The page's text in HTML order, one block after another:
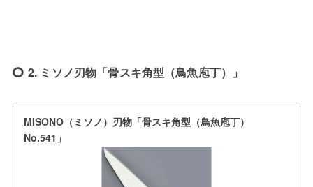
2. ミソノ刃物「骨スキ角型（鳥魚庖丁）」
MISONO（ミソノ）刃物「骨スキ角型（鳥魚庖丁）
No.541」